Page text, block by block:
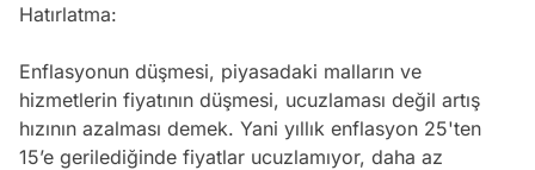
Hatırlatma:
Enflasyonun düşmesi, piyasadaki malların ve
hizmetlerin fiyatının düşmesi, ucuzlaması değil artış
hızının azalması demek. Yani yıllık enflasyon 25'ten
15’e gerilediğinde fiyatlar ucuzlamıyor, daha az